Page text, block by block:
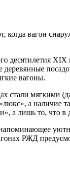
когда вагон
десятилетия
вагоны.
мягкими
а наличие
а лишь то, что
РЖД